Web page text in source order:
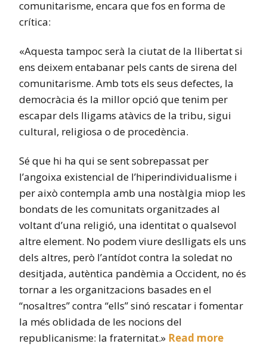
comunitarisme, encara que fos en forma de
crítica:
«Aquesta tampoc serà la ciutat de la llibertat si
ens deixem entabanar pels cants de sirena del
comunitarisme. Amb tots els seus defectes, la
democràcia és la millor opció que tenim per
escapar dels lligams atàvics de la tribu, sigui
cultural, religiosa o de procedència.
Sé que hi ha qui se sent sobrepassat per
l’angoixa existencial de l’hiperindividualisme i
per això contempla amb una nostàlgia miop les
bondats de les comunitats organitzades al
voltant d’una religió, una identitat o qualsevol
altre element. No podem viure deslligats els uns
dels altres, però l’antídot contra la soledat no
desitjada, autèntica pandèmia a Occident, no és
tornar a les organitzacions basades en el
“nosaltres” contra “ells” sinó rescatar i fomentar
la més oblidada de les nocions del
republicanisme: la fraternitat.» Read more